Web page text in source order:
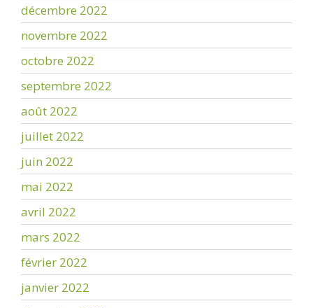
décembre 2022
novembre 2022
octobre 2022
septembre 2022
août 2022
juillet 2022
juin 2022
mai 2022
avril 2022
mars 2022
février 2022
janvier 2022